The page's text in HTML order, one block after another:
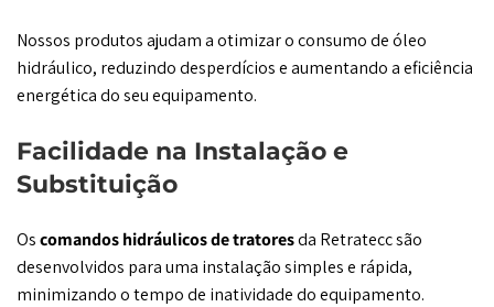
Nossos produtos ajudam a otimizar o consumo de óleo
hidráulico, reduzindo desperdícios e aumentando a eficiência
energética do seu equipamento.
Facilidade na Instalação e
Substituição
Oscomandos hidráulicos de tratoresda Retratecc são
desenvolvidos para uma instalação simples e rápida,
minimizando o tempo de inatividade do equipamento.